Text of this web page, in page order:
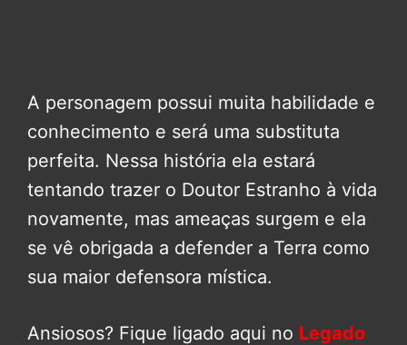
A personagem possui muita habilidade e
conhecimento e será uma substituta
perfeita. Nessa história ela estará
tentando trazer o Doutor Estranho à vida
novamente, mas ameaças surgem e ela
se vê obrigada a defender a Terra como
sua maior defensora mística.
Ansiosos? Fique ligado aqui no Legado